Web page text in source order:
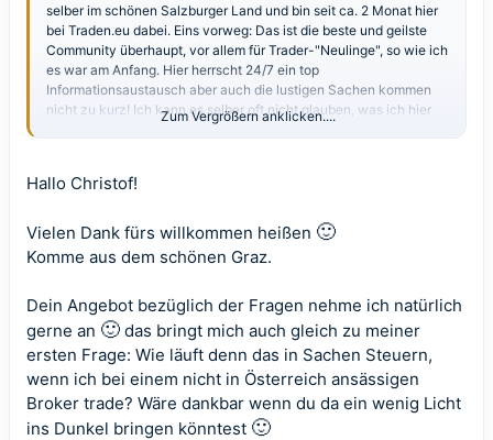
selber im schönen Salzburger Land und bin seit ca. 2 Monat hier
bei Traden.eu dabei. Eins vorweg: Das ist die beste und geilste
Community überhaupt, vor allem für Trader-"Neulinge", so wie ich
es war am Anfang. Hier herrscht 24/7 ein top
Informationsaustausch aber auch die lustigen Sachen kommen
nicht zu kurz! Ich kann es selber oft nicht glauben, was ich hier
bereits an Infos und Erfahrung auffassen durfte! Das Template V2
paar Tagen wirds richtig, richtig abgehen!
Also, keine Scheu bei Fragen! Am besten mal das ganze Forum
und die Page durchstöbern dann bist du auch mit allen
Thematiken vertraut.
Wünsch dir hier einen guten Start und viel Erfolg!
LG Christof
Zum Vergrößern anklicken....
Hallo Christof!
Vielen Dank fürs willkommen heißen 🙂
Komme aus dem schönen Graz.
Dein Angebot bezüglich der Fragen nehme ich natürlich
gerne an 🙂 das bringt mich auch gleich zu meiner
ersten Frage: Wie läuft denn das in Sachen Steuern,
wenn ich bei einem nicht in Österreich ansässigen
Broker trade? Wäre dankbar wenn du da ein wenig Licht
ins Dunkel bringen könntest 🙂